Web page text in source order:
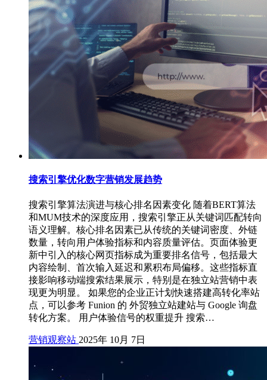
搜索引擎优化数字营销发展趋势
搜索引擎算法演进与核心排名因素变化 随着BERT算法
和MUM技术的深度应用，搜索引擎正从关键词匹配转向
语义理解。核心排名因素已从传统的关键词密度、外链
数量，转向用户体验指标和内容质量评估。页面体验更
新中引入的核心网页指标成为重要排名信号，包括最大
内容绘制、首次输入延迟和累积布局偏移。这些指标直
接影响移动端搜索结果展示，特别是在独立站营销中表
现更为明显。 如果您的企业正计划快速搭建高转化率站
点，可以参考 Funion 的 外贸独立站建站与 Google 询盘
转化方案。 用户体验信号的权重提升 搜索…
营销观察站 2025年 10月 7日